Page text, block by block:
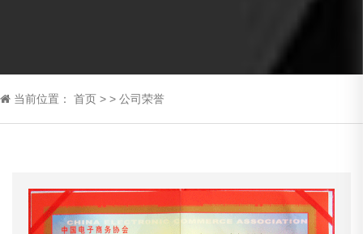
当前位置： 首页 > > 公司荣誉